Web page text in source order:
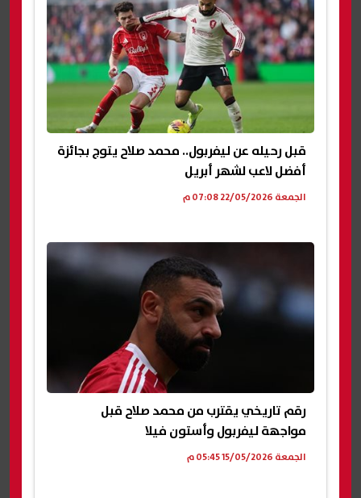
قبل رحيله عن ليفربول.. محمد صلاح يتوج بجائزة
أفضل لاعب لشهر أبريل
الجمعة 22/05/2026 07:08 م
رقم تاريخي يقترب من محمد صلاح قبل
مواجهة ليفربول وأستون فيلا
الجمعة 15/05/2026 05:45 م